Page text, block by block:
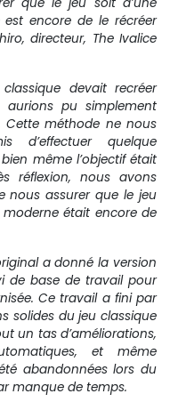
encore de le récréer
directeur, The Ivalice
devait recréer
aurions pu simplement
Cette méthode ne nous
d’effectuer quelque
même l’objectif était
réflexion, nous avons
nous assurer que le jeu
moderne était encore de
a donné la version
de base de travail pour
Ce travail a fini par
solides du jeu classique
un tas d’améliorations,
et même
abandonnées lors du
manque de temps.